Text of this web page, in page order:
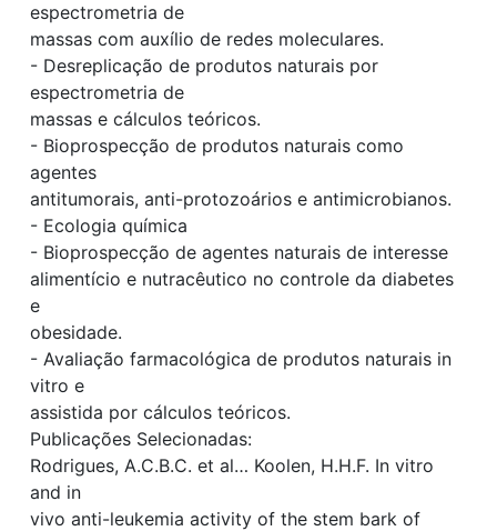
espectrometria de
massas com auxílio de redes moleculares.
- Desreplicação de produtos naturais por
espectrometria de
massas e cálculos teóricos.
- Bioprospecção de produtos naturais como
agentes
antitumorais, anti-protozoários e antimicrobianos.
- Ecologia química
- Bioprospecção de agentes naturais de interesse
alimentício e nutracêutico no controle da diabetes
e
obesidade.
- Avaliação farmacológica de produtos naturais in
vitro e
assistida por cálculos teóricos.
Publicações Selecionadas:
Rodrigues, A.C.B.C. et al… Koolen, H.H.F. In vitro
and in
vivo anti-leukemia activity of the stem bark of